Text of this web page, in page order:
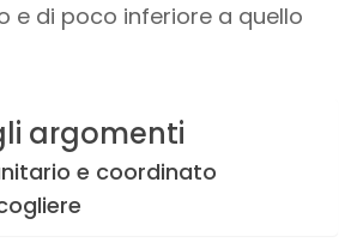
e di poco inferiore a quello
argomenti
e coordinato